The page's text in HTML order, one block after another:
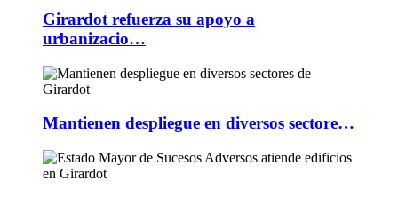
Girardot refuerza su apoyo a
urbanizacio…
Mantienen despliegue en diversos sectore…